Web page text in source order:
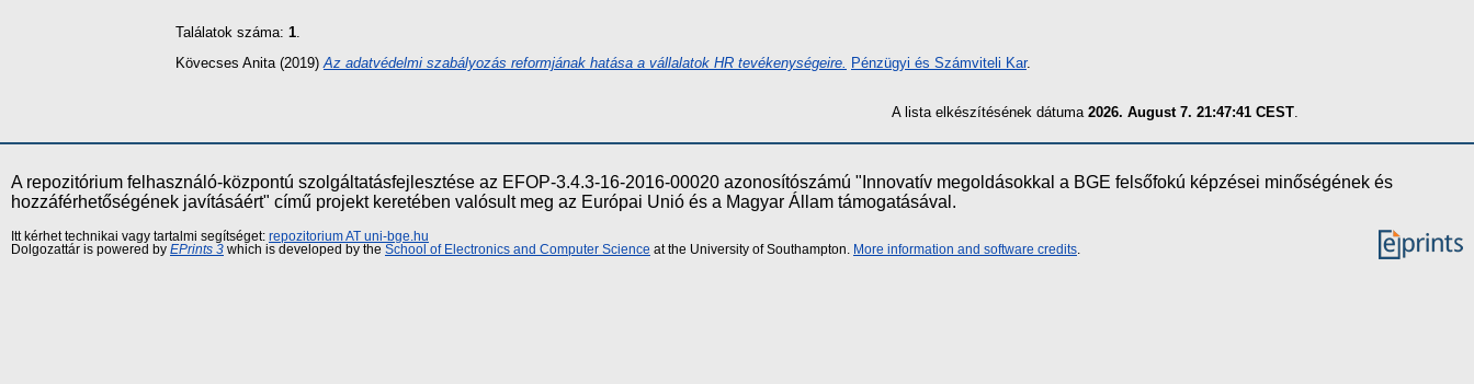
Találatok száma: 1.
Kövecses Anita (2019) Az adatvédelmi szabályozás reformjának hatása a vállalatok HR tevékenységeire. Pénzügyi és Számviteli Kar.
A lista elkészítésének dátuma 2026. August 7. 21:47:41 CEST
A repozitórium felhasználó-központú szolgáltatásfejlesztése az EFOP-3.4.3-16-2016-00020 azonosítószámú "Innovatív megoldásokkal a BGE felsőfokú képzései minőségének és
hozzáférhetőségének javításáért" című projekt keretében valósult meg az Európai Unió és a Magyar Állam támogatásával.
Itt kérhet technikai vagy tartalmi segítséget: repozitorium AT uni-bge.hu
Dolgozattár is powered by EPrints 3 which is developed by the School of Electronics and Computer Science at the University of Southampton. More information and software credits